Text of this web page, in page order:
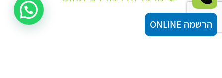
הרשמה ONLINE